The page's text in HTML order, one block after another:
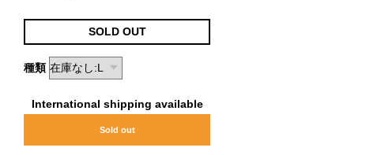
SOLD OUT
種類
International shipping available
Sold out